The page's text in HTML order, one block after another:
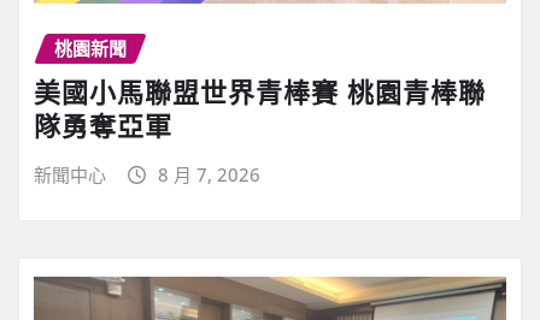
桃園新聞
美國小馬聯盟世界青棒賽 桃園青棒聯
隊勇奪亞軍
新聞中心 8 月 7, 2026